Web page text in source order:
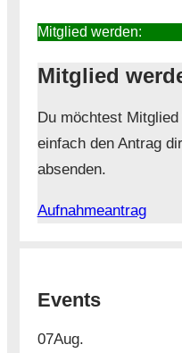
Mitglied werden:
Mitglied
Du möchtest
einfach den Antrag
absenden.
Aufnahmeantrag
Events
07Aug.